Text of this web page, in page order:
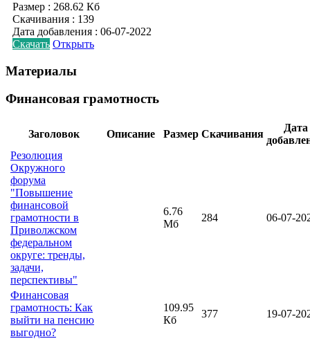
Размер : 268.62 Кб
Скачивания : 139
Дата добавления : 06-07-2022
Скачать Открыть
Материалы
Финансовая грамотность
Заголовок Описание Размер Скачивания
Дата
Резолюция
Окружного
форума
"Повышение
финансовой
грамотности в
Приволжском
федеральном
округе: тренды,
задачи,
перспективы"
6.76
Мб
284 06-07-
Финансовая
грамотность: Как
выйти на пенсию
выгодно?
109.95
Кб
377 19-07-